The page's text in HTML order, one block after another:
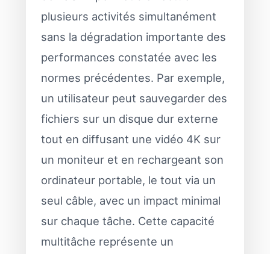
plusieurs activités simultanément
sans la dégradation importante des
performances constatée avec les
normes précédentes. Par exemple,
un utilisateur peut sauvegarder des
fichiers sur un disque dur externe
tout en diffusant une vidéo 4K sur
un moniteur et en rechargeant son
ordinateur portable, le tout via un
seul câble, avec un impact minimal
sur chaque tâche. Cette capacité
multitâche représente un